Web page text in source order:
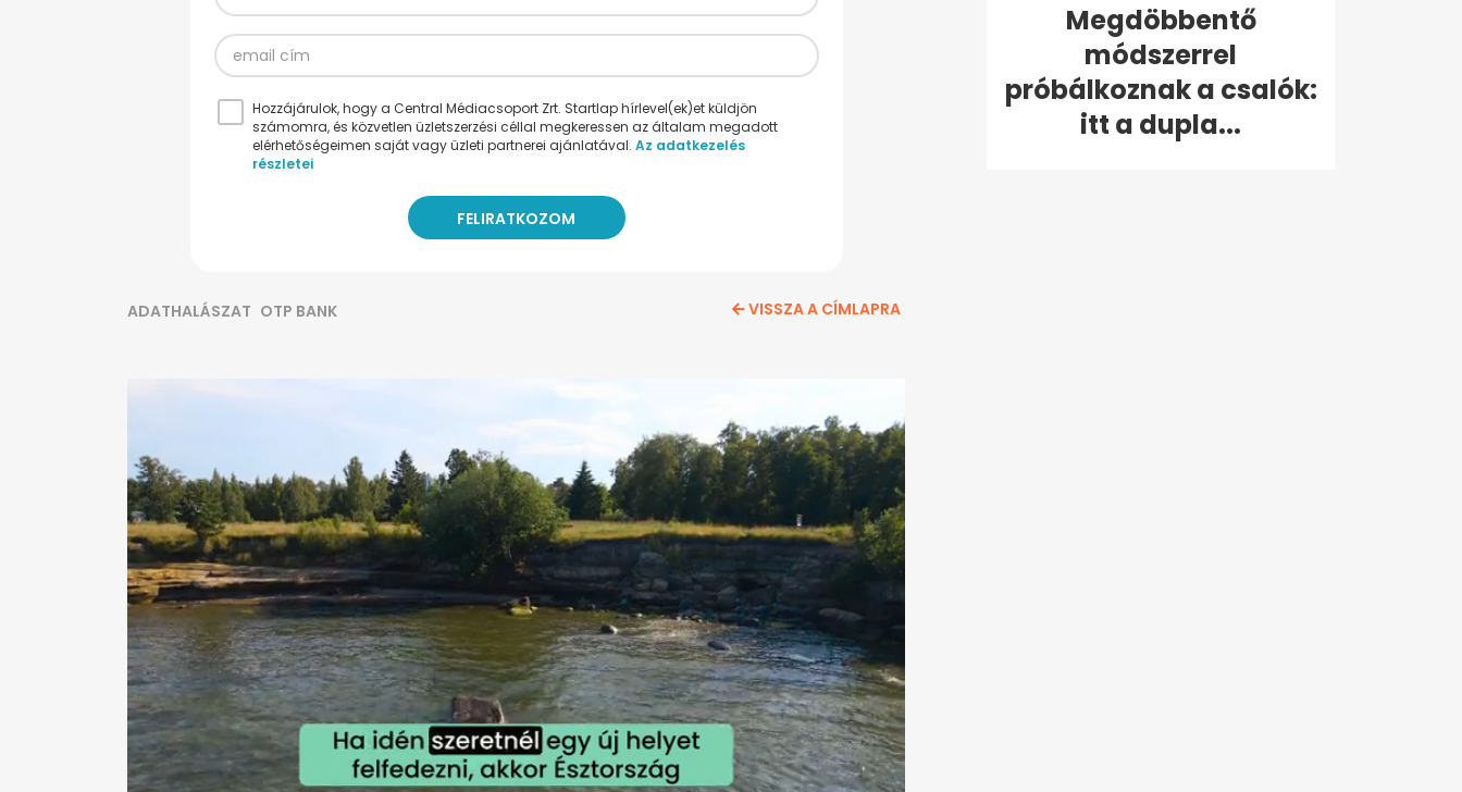
Hozzájárulok, hogy a Central Médiacsoport Zrt. Startlap hírlevel(ek)et küldjön
számomra, és közvetlen üzletszerzési céllal megkeressen az általam megadott
elérhetőségeimen saját vagy üzleti partnerei ajánlatával. Az adatkezelés
részletei
ADATHALÁSZAT OTP BANK VISSZA A CÍMLAPRA
Megdöbbentő
módszerrel
próbálkoznak a csalók:
itt a dupla...